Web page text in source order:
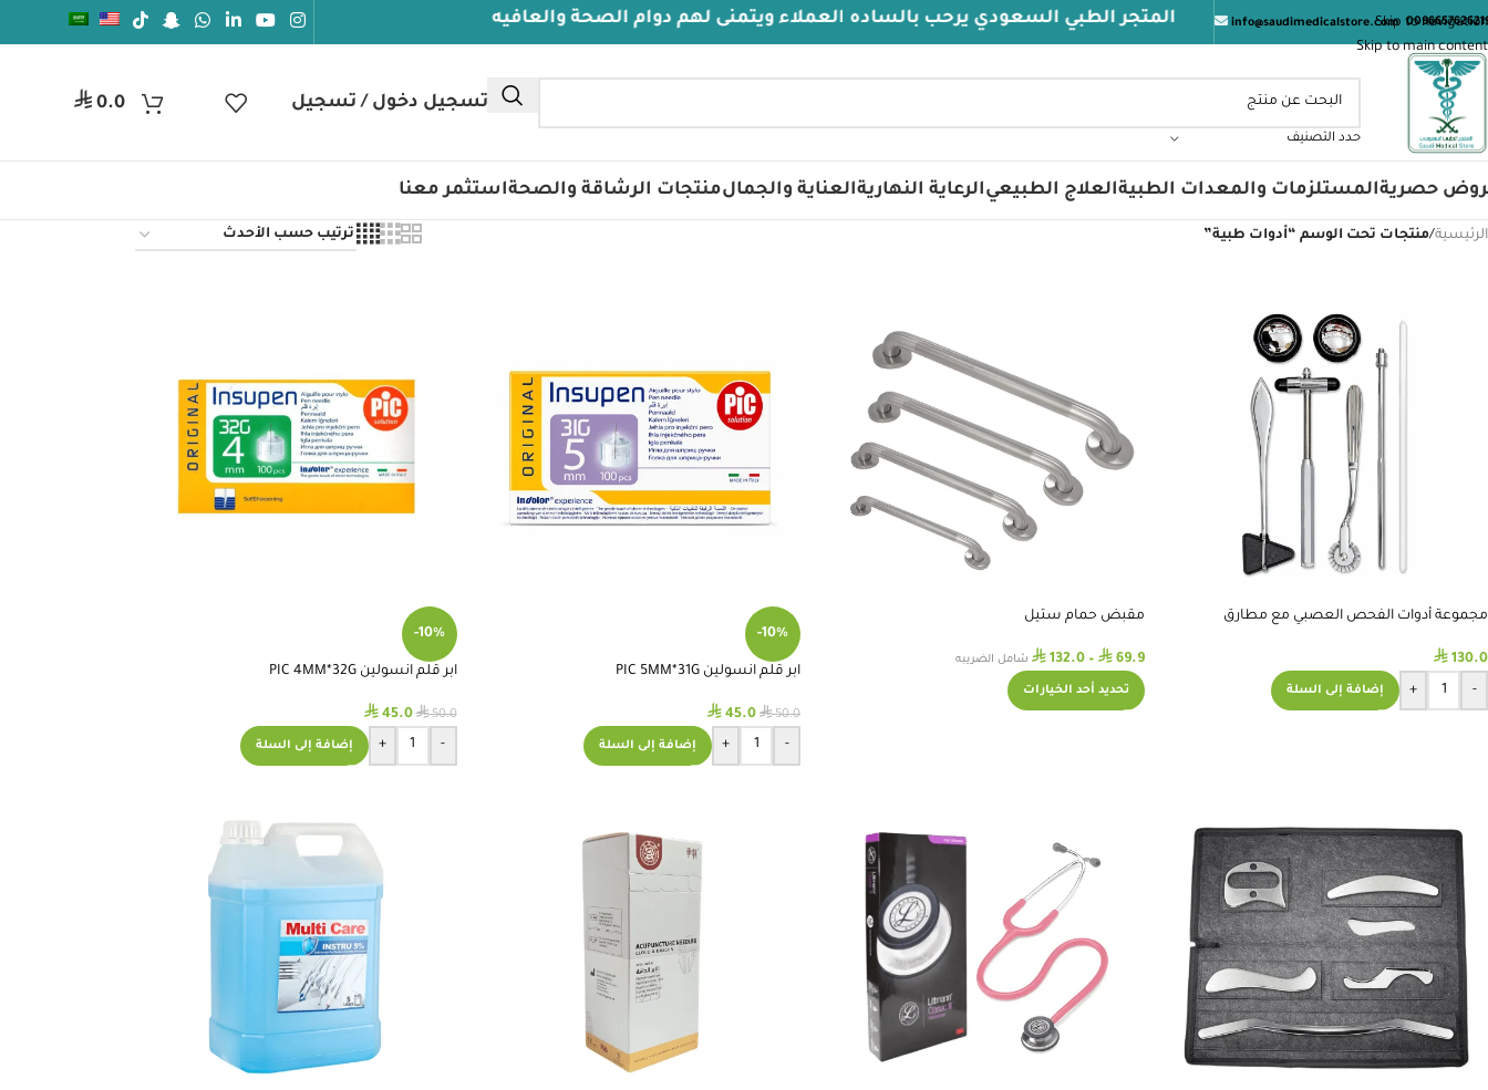
Skip to navigation
Skip to main content
info@saudimedicalstore.com المتجر الطبي السعودي يرحب بالساده العملاء ويتمنى لهم دوام الصحة والعافيه
حدد التصنيف
تسجيل دخول / تسجيل ⃁ 0.0
حصريةالمستلزمات والمعدات الطبيةالعلاج الطبيعيالرعاية النهاريةالعناية والجمالمنتجات الرشاقة والصحةاستثمر معنا
الرئيسية/منتجات تحت الوسم “أدوات طبية”
مجموعة أدوات الفحص العصبي مع مطارق
⃁ 130.0
-
+ إضافة إلى السلة
مقبض حمام ستيل
⃁69.9
–
⃁132.0 شامل الضريبه
تحديد أحد الخيارات
-10%
ابر قلم انسولين PIC 5MM*31G
⃁50.0
⃁ 45.0
-
+ إضافة إلى السلة
-10%
ابر قلم انسولين PIC 4MM*32G
⃁50.0
⃁45.0
-
+ إضافة إلى السلة